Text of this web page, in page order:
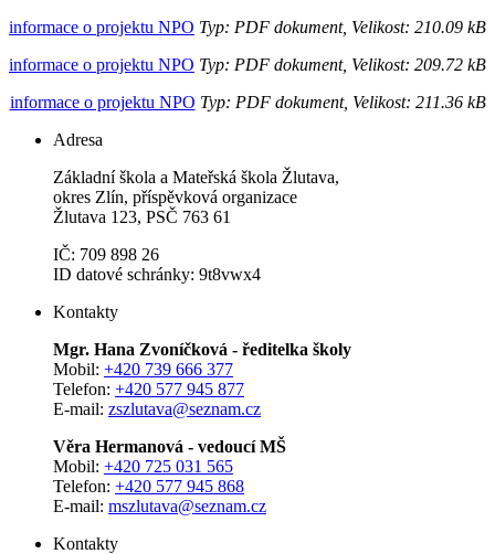
informace o projektu NPO Typ: PDF dokument, Velikost: 210.09 kB
informace o projektu NPO Typ: PDF dokument, Velikost: 209.72 kB
informace o projektu NPO Typ: PDF dokument, Velikost: 211.36 kB
Adresa
Základní škola a Mateřská škola Žlutava,
okres Zlín, příspěvková organizace
Žlutava 123, PSČ 763 61
IČ: 709 898 26
ID datové schránky: 9t8vwx4
Kontakty
Mgr. Hana Zvoníčková - ředitelka školy
Mobil: +420 739 666 377
Telefon: +420 577 945 877
E-mail: zszlutava@seznam.cz
Věra Hermanová - vedoucí MŠ
Mobil: +420 725 031 565
Telefon: +420 577 945 868
E-mail: mszlutava@seznam.cz
Kontakty